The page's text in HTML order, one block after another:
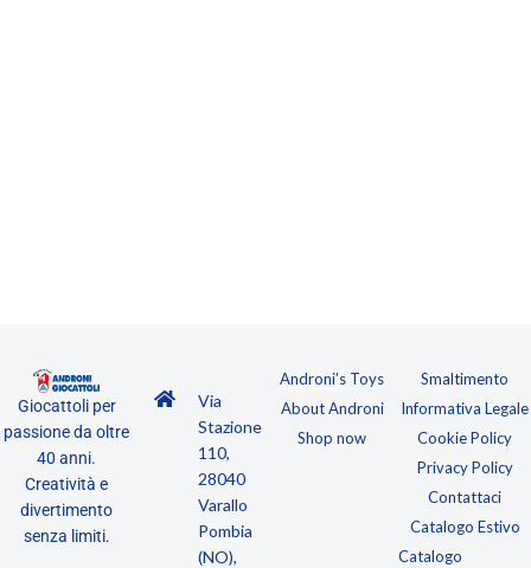
Giocattoli per
passione da oltre
40 anni.
Creatività e
divertimento
senza limiti.
Via
Stazione
110,
28040
Varallo
Pombia
(NO),
Androni’s Toys
About Androni
Shop now
Smaltimento
Informativa Legale
Cookie Policy
Privacy Policy
Contattaci
Catalogo Estivo
Catalogo